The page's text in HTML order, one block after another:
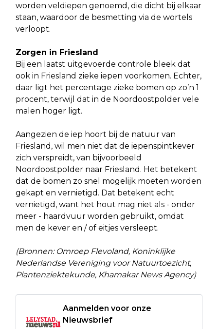
worden veldiepen genoemd, die dicht bij elkaar
staan, waardoor de besmetting via de wortels
verloopt.
Zorgen in Friesland
Bij een laatst uitgevoerde controle bleek dat
ook in Friesland zieke iepen voorkomen. Echter,
daar ligt het percentage zieke bomen op zo’n 1
procent, terwijl dat in de Noordoostpolder vele
malen hoger ligt.
Aangezien de iep hoort bij de natuur van
Friesland, wil men niet dat de iepenspintkever
zich verspreidt, van bijvoorbeeld
Noordoostpolder naar Friesland. Het betekent
dat de bomen zo snel mogelijk moeten worden
gekapt en vernietigd. Dat betekent echt
vernietigd, want het hout mag niet als - onder
meer - haardvuur worden gebruikt, omdat
men de kever en / of eitjes versleept.
(Bronnen: Omroep Flevoland, Koninklijke
Nederlandse Vereniging voor Natuurtoezicht,
Plantenziektekunde, Khamakar News Agency)
Aanmelden voor onze
Nieuwsbrief